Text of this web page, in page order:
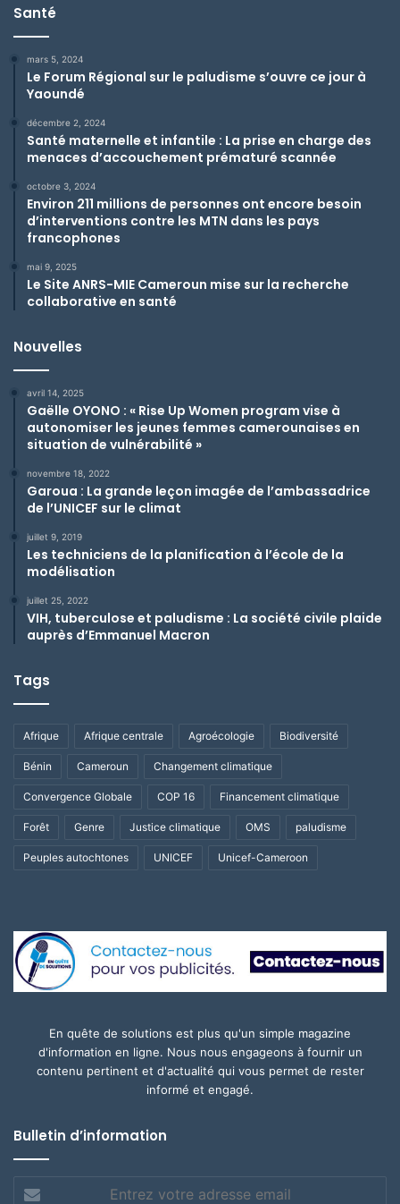
Santé
mars 5, 2024
Le Forum Régional sur le paludisme s’ouvre ce jour à
Yaoundé
décembre 2, 2024
Santé maternelle et infantile : La prise en charge des
menaces d’accouchement prématuré scannée
octobre 3, 2024
Environ 211 millions de personnes ont encore besoin
d’interventions contre les MTN dans les pays
francophones
mai 9, 2025
Le Site ANRS-MIE Cameroun mise sur la recherche
collaborative en santé
Nouvelles
avril 14, 2025
Gaëlle OYONO : « Rise Up Women program vise à
autonomiser les jeunes femmes camerounaises en
situation de vulnérabilité »
novembre 18, 2022
Garoua : La grande leçon imagée de l’ambassadrice
de l’UNICEF sur le climat
juillet 9, 2019
Les techniciens de la planification à l’école de la
modélisation
juillet 25, 2022
VIH, tuberculose et paludisme : La société civile plaide
auprès d’Emmanuel Macron
Tags
Afrique Afrique centrale Agroécologie Biodiversité
Bénin Cameroun Changement climatique
Convergence Globale COP 16 Financement climatique
Forêt Genre Justice climatique OMS paludisme
Peuples autochtones UNICEF Unicef-Cameroon
En quête de solutions est plus qu'un simple magazine
d'information en ligne. Nous nous engageons à fournir un
contenu pertinent et d'actualité qui vous permet de rester
informé et engagé.
Bulletin d’information
Entrez